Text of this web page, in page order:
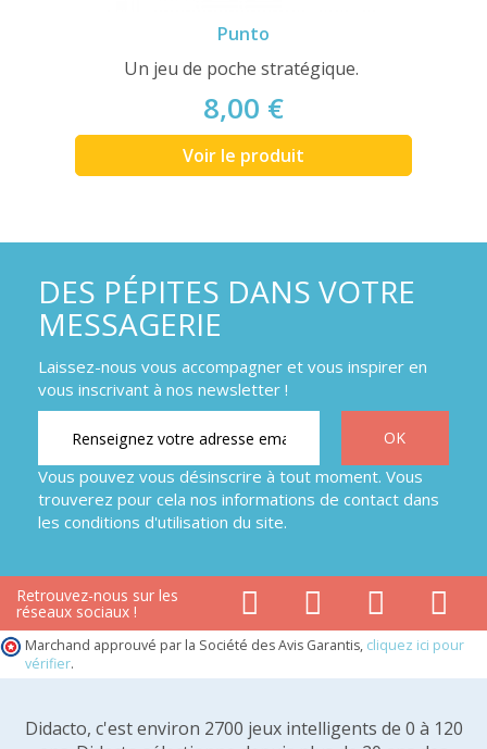
Punto
Un jeu de poche stratégique.
8,00 €
Voir le produit
DES PÉPITES DANS VOTRE
MESSAGERIE
Laissez-nous vous accompagner et vous inspirer en
vous inscrivant à nos newsletter !
Vous pouvez vous désinscrire à tout moment. Vous
trouverez pour cela nos informations de contact dans
les conditions d'utilisation du site.
Retrouvez-nous sur les
réseaux sociaux !
Marchand approuvé par la Société des Avis Garantis, cliquez ici pour
vérifier.
Didacto, c'est environ 2700 jeux intelligents de 0 à 120